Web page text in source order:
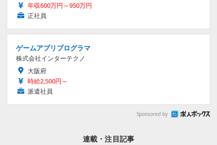
年収600万円～950万円
正社員
ゲームアプリプログラマ
株式会社インターテクノ
大阪府
時給2,500円～
派遣社員
Sponsored by
連載・注目記事